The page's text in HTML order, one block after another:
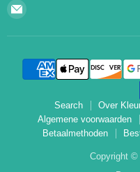
Email
Search Over
Algemene voorwaarden
Betaalmethoden
Copyright ©